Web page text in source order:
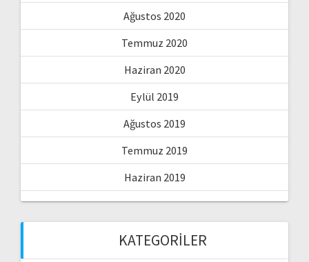
Ağustos 2020
Temmuz 2020
Haziran 2020
Eylül 2019
Ağustos 2019
Temmuz 2019
Haziran 2019
KATEGORILER